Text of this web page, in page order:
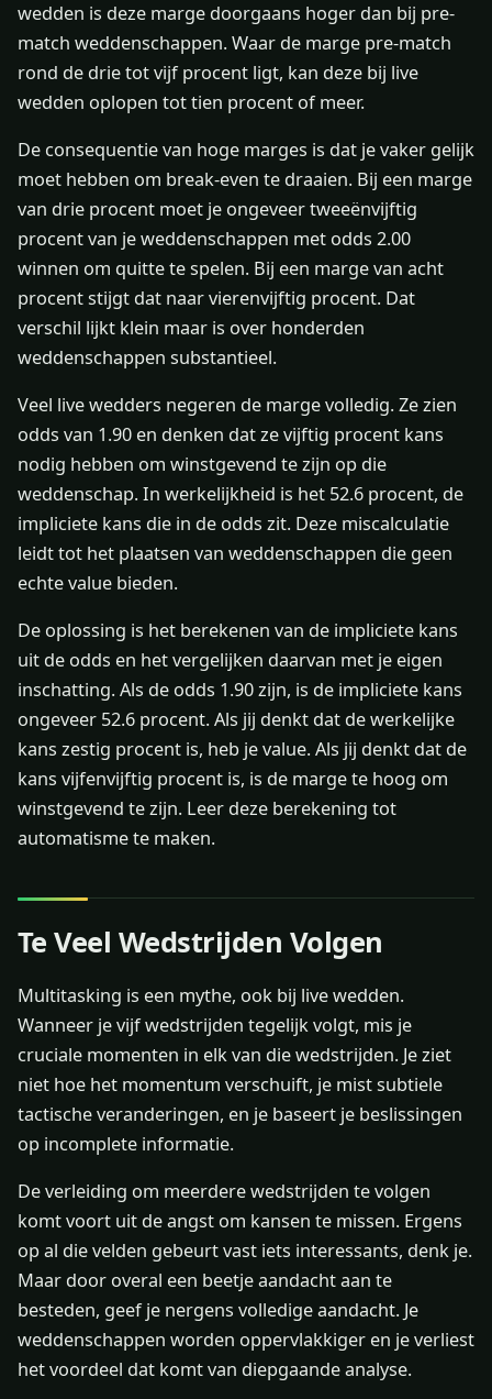
wedden is deze marge doorgaans hoger dan bij pre-
match weddenschappen. Waar de marge pre-match
rond de drie tot vijf procent ligt, kan deze bij live
wedden oplopen tot tien procent of meer.
De consequentie van hoge marges is dat je vaker gelijk
moet hebben om break-even te draaien. Bij een marge
van drie procent moet je ongeveer tweeënvijftig
procent van je weddenschappen met odds 2.00
winnen om quitte te spelen. Bij een marge van acht
procent stijgt dat naar vierenvijftig procent. Dat
verschil lijkt klein maar is over honderden
weddenschappen substantieel.
Veel live wedders negeren de marge volledig. Ze zien
odds van 1.90 en denken dat ze vijftig procent kans
nodig hebben om winstgevend te zijn op die
weddenschap. In werkelijkheid is het 52.6 procent, de
impliciete kans die in de odds zit. Deze miscalculatie
leidt tot het plaatsen van weddenschappen die geen
echte value bieden.
De oplossing is het berekenen van de impliciete kans
uit de odds en het vergelijken daarvan met je eigen
inschatting. Als de odds 1.90 zijn, is de impliciete kans
ongeveer 52.6 procent. Als jij denkt dat de werkelijke
kans zestig procent is, heb je value. Als jij denkt dat de
kans vijfenvijftig procent is, is de marge te hoog om
winstgevend te zijn. Leer deze berekening tot
automatisme te maken.
Te Veel Wedstrijden Volgen
Multitasking is een mythe, ook bij live wedden.
Wanneer je vijf wedstrijden tegelijk volgt, mis je
cruciale momenten in elk van die wedstrijden. Je ziet
niet hoe het momentum verschuift, je mist subtiele
tactische veranderingen, en je baseert je beslissingen
op incomplete informatie.
De verleiding om meerdere wedstrijden te volgen
komt voort uit de angst om kansen te missen. Ergens
op al die velden gebeurt vast iets interessants, denk je.
Maar door overal een beetje aandacht aan te
besteden, geef je nergens volledige aandacht. Je
weddenschappen worden oppervlakkiger en je verliest
het voordeel dat komt van diepgaande analyse.